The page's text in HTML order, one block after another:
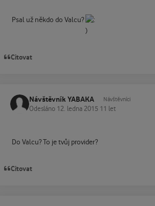
Psal už někdo do Valcu?
Citovat
Návštěvník YABAKA Návštěvníci
Odesláno 12. ledna 2015 11 let
Do Valcu? To je tvůj provider?
Citovat